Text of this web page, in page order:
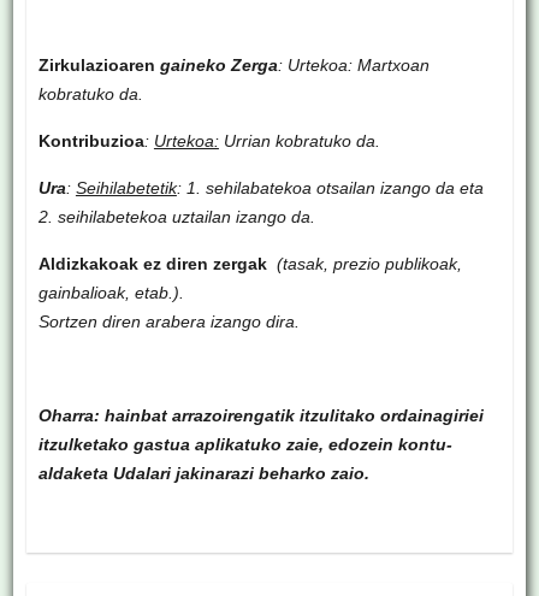
Zirkulazioaren gaineko Zerga: Urtekoa: Martxoan
kobratuko da.
Kontribuzioa: Urtekoa:Urrian kobratuko da.
Ura: Seihilabetetik: 1. sehilabatekoa otsailan izango da eta
2. seihilabetekoa uztailan izango da.
Aldizkakoak ez diren zergak(tasak, prezio publikoak,
gainbalioak, etab.).
Sortzen diren arabera izango dira.
Oharra: hainbat arrazoirengatik itzulitako ordainagiriei
itzulketako gastua aplikatuko zaie, edozein kontu-
aldaketa Udalari jakinarazi beharko zaio.